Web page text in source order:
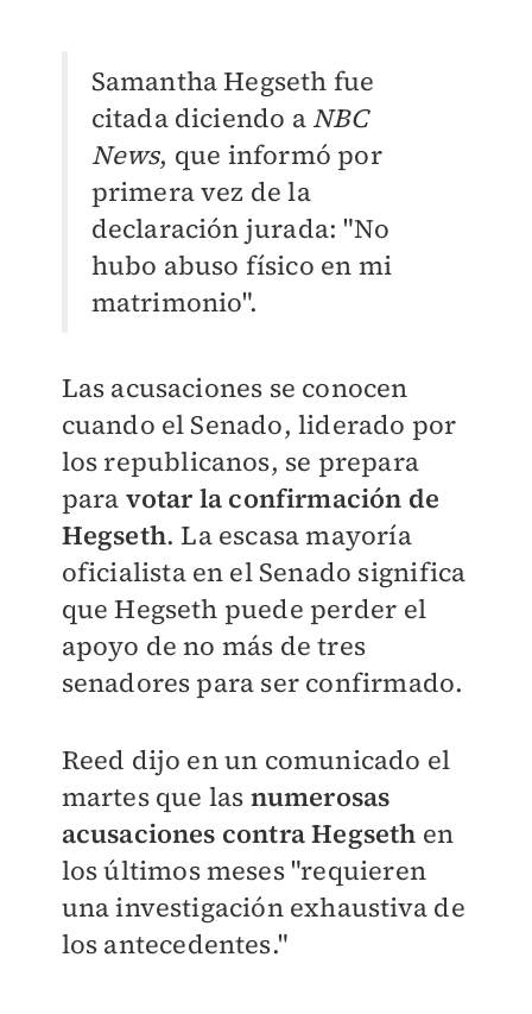
Samantha Hegseth fue
citada diciendo a NBC
News, que informó por
primera vez de la
declaración jurada: "No
hubo abuso físico en mi
matrimonio".
Las acusaciones se conocen
cuando el Senado, liderado por
los republicanos, se prepara
para votar la confirmación de
Hegseth. La escasa mayoría
oficialista en el Senado significa
que Hegseth puede perder el
apoyo de no más de tres
senadores para ser confirmado.
Reed dijo en un comunicado el
martes que las numerosas
acusaciones contra Hegseth en
los últimos meses "requieren
una investigación exhaustiva de
los antecedentes."